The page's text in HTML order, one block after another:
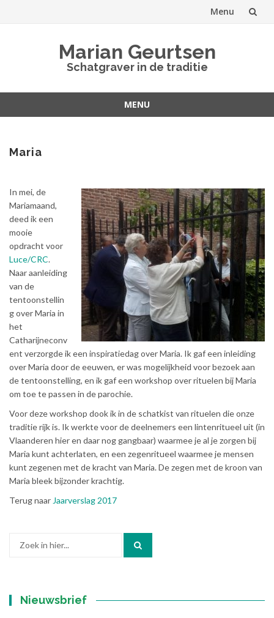
Menu
Marian Geurtsen
Schatgraver in de traditie
MENU
inhoud
Maria
In mei, de
Mariamaand,
deed ik een
mooie
opdracht voor
Luce/CRC.
Naar aanleiding
van de
tentoonstellin
g over Maria in
het
Catharijneconv
ent verzorgde ik een inspiratiedag over Maria. Ik gaf een inleiding
over Maria door de eeuwen, er was mogelijkheid voor bezoek aan
de tentoonstelling, en ik gaf een workshop over rituelen bij Maria
om toe te passen in de parochie.
Voor deze workshop dook ik in de schatkist van rituelen die onze
traditie rijk is. Ik werkte voor de deelnemers een lintenritueel uit (in
Vlaanderen hier en daar nog gangbaar) waarmee je al je zorgen bij
Maria kunt achterlaten, en een zegenritueel waarmee je mensen
kunt zegenen met de kracht van Maria. De zegen met de kroon van
Maria bleek bijzonder krachtig.
Terug naar Jaarverslag 2017
Nieuwsbrief